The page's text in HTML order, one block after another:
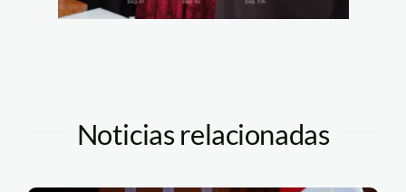
Noticias relacionadas